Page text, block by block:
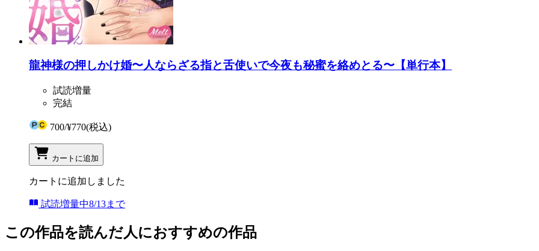
龍神様の押しかけ婚〜人ならざる指と舌使いで今夜も秘蜜を絡めとる〜【単行本】
試読増量
完結
700/¥770(税込)
カートに追加
カートに追加しました
試読増量中8/13まで
この作品を読んだ人におすすめの作品